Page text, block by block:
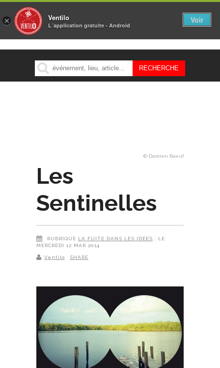
MENU
© Damien Boeuf
Les
Sentinelles
RUBRIQUE LA FUITE DANS LES IDÉES
, LE
MERCREDI 12 MAR 2014
Ventilo SHARE
× Ventilo
L´application gratuite - Android
Voir